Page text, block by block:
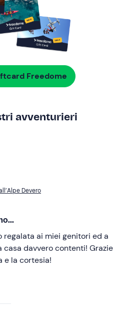
Freedome
avventurieri
Devero
regalata ai miei genitori ed a
casa davvero contenti! Grazie
e la cortesia!